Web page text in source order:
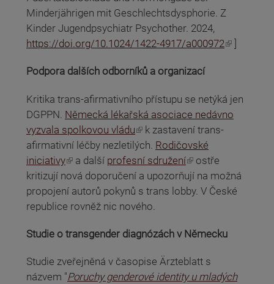
Minderjährigen mit Geschlechtsdysphorie. Z
Kinder Jugendpsychiatr Psychother. 2024,
https://doi.org/10.1024/1422-4917/a000972
(odkaz je externí)
Podpora dalších odborníků a organizací
Kritika trans-afirmativního přístupu se netýká jen
DGPPN. Německá lékařská asociace nedávno
vyzvala spolkovou vládu
(odkaz je externí)
k zastavení trans-
afirmativní léčby nezletilých. Rodičovské
iniciativy
(odkaz je externí)a další profesní sdružení
(odkaz je externí)
ostře
kritizují nová doporučení a upozorňují na možná
propojení autorů pokynů s trans lobby. V České
republice rovněž nic nového.
Studie o transgender diagnózách v Německu
Studie zveřejněná v časopise Ärzteblatt s
názvem "Poruchy genderové identity u mladých